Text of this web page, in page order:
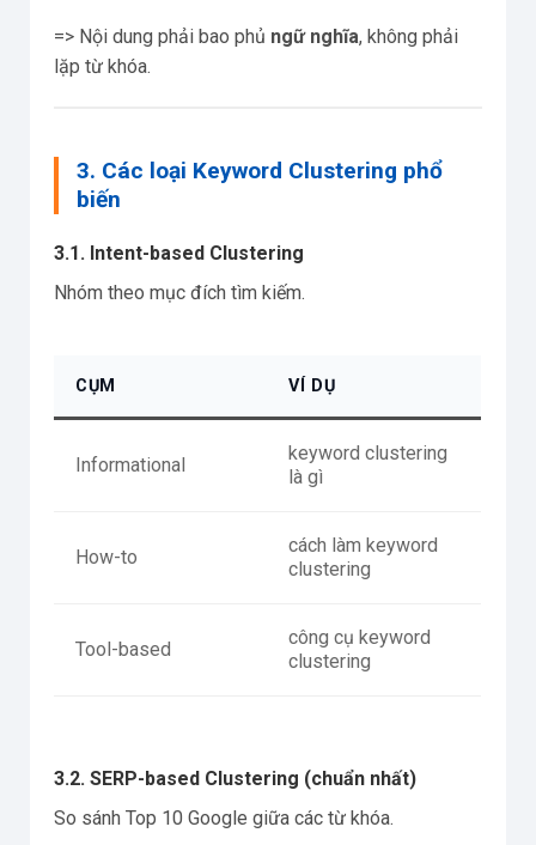
=> Nội dung phải bao phủ ngữ nghĩa, không phải
lặp từ khóa.
3. Các loại Keyword Clustering phổ
biến
3.1. Intent-based Clustering
Nhóm theo mục đích tìm kiếm.
CỤM VÍ DỤ
Informational
keyword clustering
là gì
How-to
cách làm keyword
clustering
Tool-based
công cụ keyword
clustering
3.2. SERP-based Clustering (chuẩn nhất)
So sánh Top 10 Google giữa các từ khóa.